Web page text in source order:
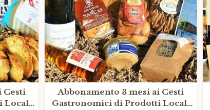
Cesti
Locali
Abbonamento 3 mesi ai Cesti
Gastronomici di Prodotti Locali